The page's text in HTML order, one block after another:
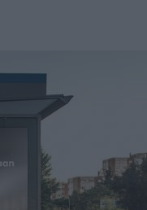
RELACIONES CON LOS MEDIOS
CAMPAÑA INTERNACIONAL
PLAZO Y LA MEDICIÓN SON
PARA CERVEZA CAPAZ